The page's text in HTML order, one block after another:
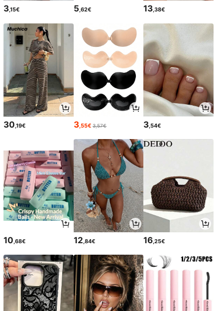
3,15€ 5,62€ 13,38€
30 ,19€ 3,55€ 3,57€ 3 ,54€
10,68€ 12,84€ 16,25€